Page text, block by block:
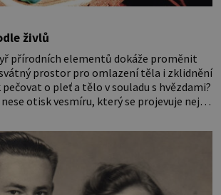
živlů
přírodních elementů dokáže proměnit
prostor pro omlazení těla i zklidnění
o pleť a tělo v souladu s hvězdami?
nese otisk vesmíru, který se projevuje nejen
Berana, Lva a Střelce v sobě nesou
elán. Vaše